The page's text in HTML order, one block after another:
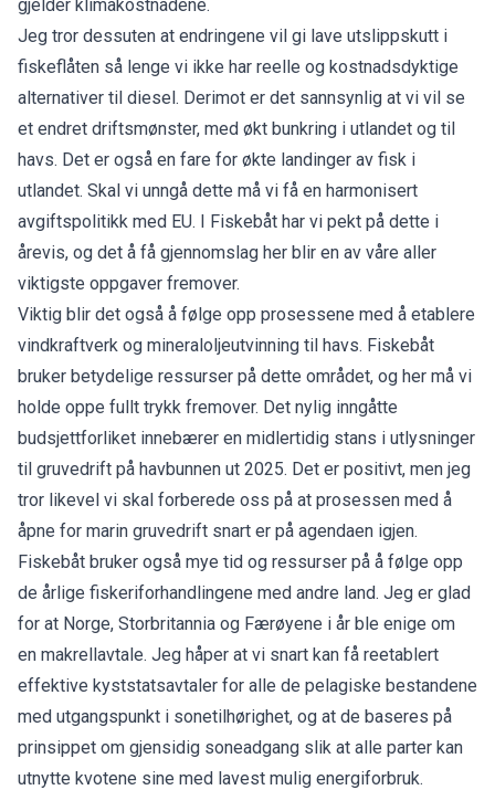
gjelder klimakostnadene.
Jeg tror dessuten at endringene vil gi lave utslippskutt i
fiskeflåten så lenge vi ikke har reelle og kostnadsdyktige
alternativer til diesel. Derimot er det sannsynlig at vi vil se
et endret driftsmønster, med økt bunkring i utlandet og til
havs. Det er også en fare for økte landinger av fisk i
utlandet. Skal vi unngå dette må vi få en harmonisert
avgiftspolitikk med EU. I Fiskebåt har vi pekt på dette i
årevis, og det å få gjennomslag her blir en av våre aller
viktigste oppgaver fremover.
Viktig blir det også å følge opp prosessene med å etablere
vindkraftverk og mineraloljeutvinning til havs. Fiskebåt
bruker betydelige ressurser på dette området, og her må vi
holde oppe fullt trykk fremover. Det nylig inngåtte
budsjettforliket innebærer en midlertidig stans i utlysninger
til gruvedrift på havbunnen ut 2025. Det er positivt, men jeg
tror likevel vi skal forberede oss på at prosessen med å
åpne for marin gruvedrift snart er på agendaen igjen.
Fiskebåt bruker også mye tid og ressurser på å følge opp
de årlige fiskeriforhandlingene med andre land. Jeg er glad
for at Norge, Storbritannia og Færøyene i år ble enige om
en makrellavtale. Jeg håper at vi snart kan få reetablert
effektive kyststatsavtaler for alle de pelagiske bestandene
med utgangspunkt i sonetilhørighet, og at de baseres på
prinsippet om gjensidig soneadgang slik at alle parter kan
utnytte kvotene sine med lavest mulig energiforbruk.